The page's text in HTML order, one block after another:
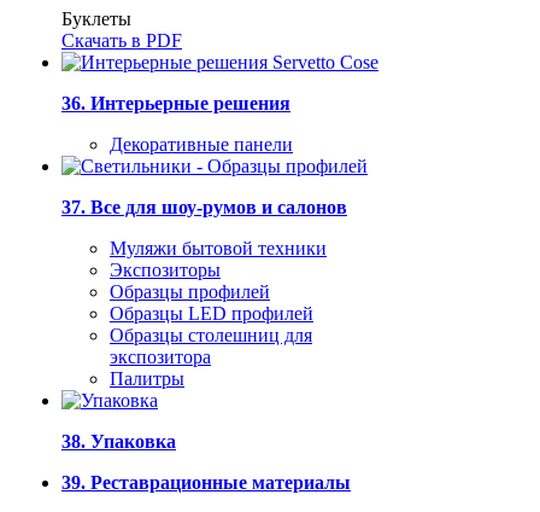
Буклеты
Скачать в PDF
36. Интерьерные решения
Декоративные панели
37. Все для шоу-румов и салонов
Муляжи бытовой техники
Экспозиторы
Образцы профилей
Образцы LED профилей
Образцы столешниц для
экспозитора
Палитры
38. Упаковка
39. Реставрационные материалы